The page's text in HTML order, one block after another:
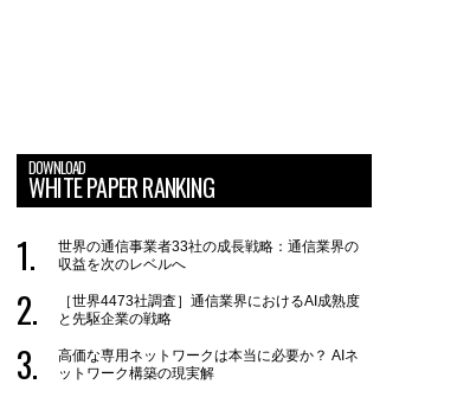
DOWNLOAD
WHITE PAPER RANKING
世界の通信事業者33社の成長戦略：通信業界の
収益を次のレベルへ
［世界4473社調査］通信業界におけるAI成熟度
と先駆企業の戦略
高価な専用ネットワークは本当に必要か？ AIネ
ットワーク構築の現実解